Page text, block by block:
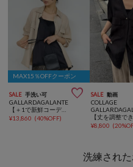
MAX15％OFFクーポン
SALE 手洗い可 
GALLARDAGALANTE
¥13,860 (40%OFF)
SALE 動画
COLLAGE
¥8,800 (
洗練され